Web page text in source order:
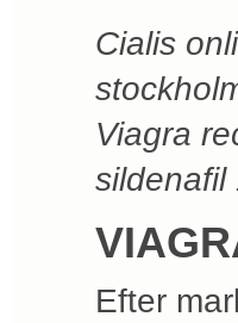
Cialis
Viagra
sildenafil
Efter